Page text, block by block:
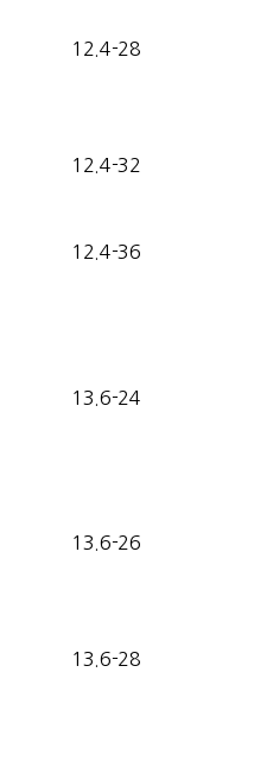
12.4-28
12.4-32
12.4-36
13.6-24
13.6-26
13.6-28